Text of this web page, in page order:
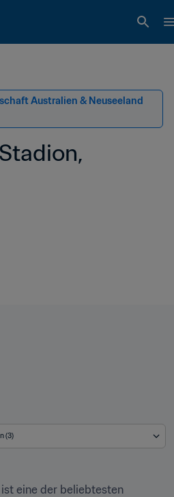
Australien & Neuseeland
(3)
eine der beliebtesten